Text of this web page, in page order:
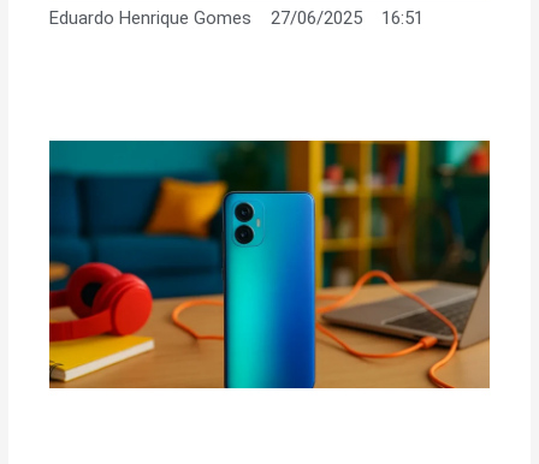
Eduardo Henrique Gomes 27/06/2025 16:51